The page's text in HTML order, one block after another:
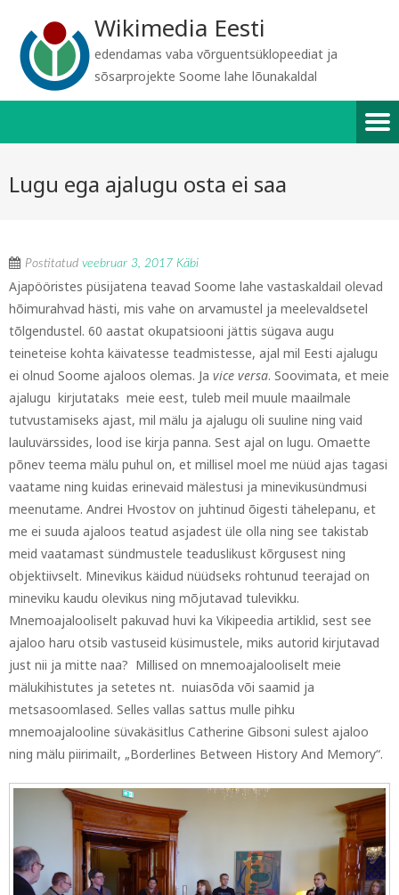
Wikimedia Eesti
edendamas vaba võrguentsüklopeediat ja
sõsarprojekte Soome lahe lõunakaldal
Lugu ega ajalugu osta ei saa
Postitatud veebruar 3, 2017 Käbi
Ajapööristes püsijatena teavad Soome lahe vastaskaldail olevad
hõimurahvad hästi, mis vahe on arvamustel ja meelevaldsetel
tõlgendustel. 60 aastat okupatsiooni jättis sügava augu
teineteise kohta käivatesse teadmistesse, ajal mil Eesti ajalugu
ei olnud Soome ajaloos olemas. Ja vice versa. Soovimata, et meie
ajalugu kirjutataks meie eest, tuleb meil muule maailmale
tutvustamiseks ajast, mil mälu ja ajalugu oli suuline ning vaid
lauluvärssides, lood ise kirja panna. Sest ajal on lugu. Omaette
põnev teema mälu puhul on, et millisel moel me nüüd ajas tagasi
vaatame ning kuidas erinevaid mälestusi ja minevikusündmusi
meenutame. Andrei Hvostov on juhtinud õigesti tähelepanu, et
me ei suuda ajaloos teatud asjadest üle olla ning see takistab
meid vaatamast sündmustele teaduslikust kõrgusest ning
objektiivselt. Minevikus käidud nüüdseks rohtunud teerajad on
mineviku kaudu olevikus ning mõjutavad tulevikku.
Mnemoajalooliselt pakuvad huvi ka Vikipeedia artiklid, sest see
ajaloo haru otsib vastuseid küsimustele, miks autorid kirjutavad
just nii ja mitte naa? Millised on mnemoajalooliselt meie
mälukihistutes ja setetes nt. nuiasõda või saamid ja
metsasoomlased. Selles vallas sattus mulle pihku
mnemoajalooline süvakäsitlus Catherine Gibsoni sulest ajaloo
ning mälu piirimailt, „Borderlines Between History And Memory“.